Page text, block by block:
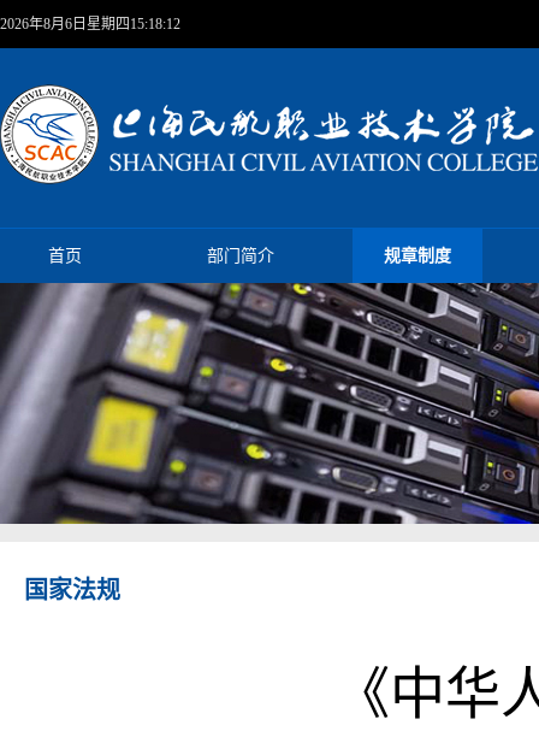
2026年8月6日星期四15:18:13
首页 部门简介 规章制度
国家法规
《中华